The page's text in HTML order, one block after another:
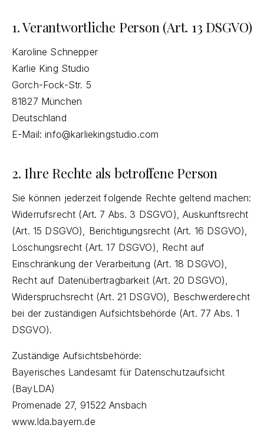
1. Verantwortliche Person (Art. 13 DSGVO)
Karoline Schnepper
Karlie King Studio
Gorch-Fock-Str. 5
81827 München
Deutschland
E-Mail:info@karliekingstudio.com
2. Ihre Rechte als betroffene Person
Sie können jederzeit folgende Rechte geltend machen:
Widerrufsrecht (Art. 7 Abs. 3 DSGVO), Auskunftsrecht
(Art. 15 DSGVO), Berichtigungsrecht (Art. 16 DSGVO),
Löschungsrecht (Art. 17 DSGVO), Recht auf
Einschränkung der Verarbeitung (Art. 18 DSGVO),
Recht auf Datenübertragbarkeit (Art. 20 DSGVO),
Widerspruchsrecht (Art. 21 DSGVO), Beschwerderecht
bei der zuständigen Aufsichtsbehörde (Art. 77 Abs. 1
DSGVO).
Zuständige Aufsichtsbehörde:
Bayerisches Landesamt für Datenschutzaufsicht
(BayLDA)
Promenade 27, 91522 Ansbach
www.lda.bayern.de